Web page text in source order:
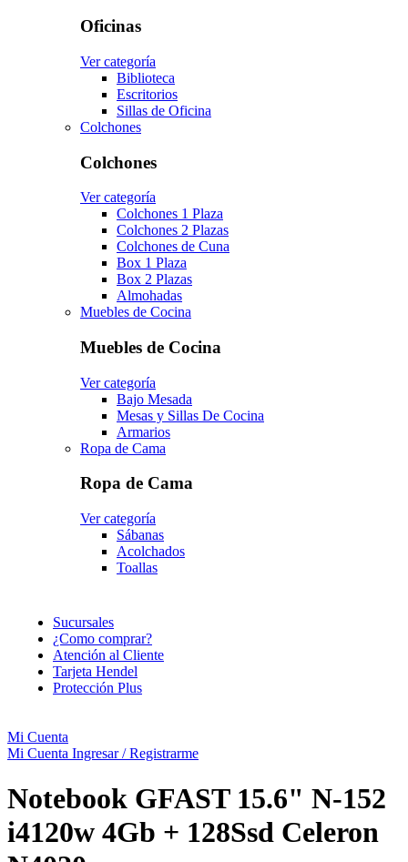
Oficinas
Ver categoría
Biblioteca
Escritorios
Sillas de Oficina
Colchones
Colchones
Ver categoría
Colchones 1 Plaza
Colchones 2 Plazas
Colchones de Cuna
Box 1 Plaza
Box 2 Plazas
Almohadas
Muebles de Cocina
Muebles de Cocina
Ver categoría
Bajo Mesada
Mesas y Sillas De Cocina
Armarios
Ropa de Cama
Ropa de Cama
Ver categoría
Sábanas
Acolchados
Toallas
Sucursales
¿Como comprar?
Atención al Cliente
Tarjeta Hendel
Protección Plus
Mi Cuenta
Mi Cuenta Ingresar / Registrarme
Notebook GFAST 15.6" N-152
i4120w 4Gb + 128Ssd Celeron